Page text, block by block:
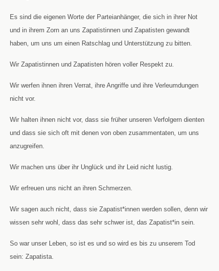
Es sind die eigenen Worte der Parteianhänger, die sich in ihrer Not
und in ihrem Zorn an uns Zapatistinnen und Zapatisten gewandt
haben, um uns um einen Ratschlag und Unterstützung zu bitten.
Wir Zapatistinnen und Zapatisten hören voller Respekt zu.
Wir werfen ihnen ihren Verrat, ihre Angriffe und ihre Verleumdungen
nicht vor.
Wir halten ihnen nicht vor, dass sie früher unseren Verfolgern dienten
und dass sie sich oft mit denen von oben zusammentaten, um uns
anzugreifen.
Wir machen uns über ihr Unglück und ihr Leid nicht lustig.
Wir erfreuen uns nicht an ihren Schmerzen.
Wir sagen auch nicht, dass sie Zapatist*innen werden sollen, denn wir
wissen sehr wohl, dass das sehr schwer ist, das Zapatist*in sein.
So war unser Leben, so ist es und so wird es bis zu unserem Tod
sein: Zapatista.